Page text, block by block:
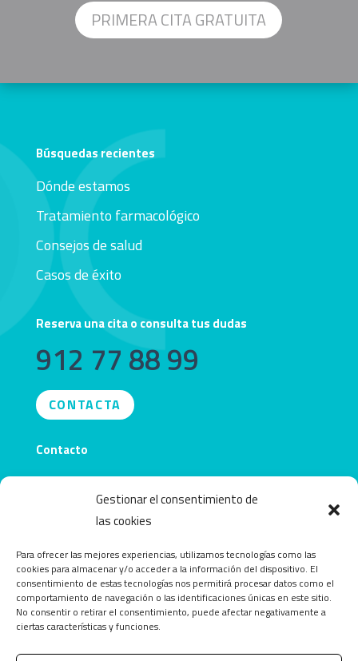
Gestionar el consentimiento de
las cookies
Para ofrecer las mejores experiencias, utilizamos tecnologías como las
cookies para almacenar y/o acceder a la información del dispositivo. El
consentimiento de estas tecnologías nos permitirá procesar datos como el
comportamiento de navegación o las identificaciones únicas en este sitio.
No consentir o retirar el consentimiento, puede afectar negativamente a
ciertas características y funciones.
PRIMERA CITA GRATUITA
Búsquedas recientes
Dónde estamos
Tratamiento farmacológico
Consejos de salud
Casos de éxito
Reserva una cita o consulta tus dudas
912 77 88 99
CONTACTA
Contacto
info@obecentro.com